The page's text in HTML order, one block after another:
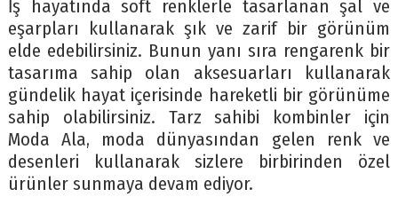
İş hayatında soft renklerle tasarlanan şal ve
eşarpları kullanarak şık ve zarif bir görünüm
elde edebilirsiniz. Bunun yanı sıra rengarenk bir
tasarıma sahip olan aksesuarları kullanarak
gündelik hayat içerisinde hareketli bir görünüme
sahip olabilirsiniz. Tarz sahibi kombinler için
Moda Ala, moda dünyasından gelen renk ve
desenleri kullanarak sizlere birbirinden özel
ürünler sunmaya devam ediyor.